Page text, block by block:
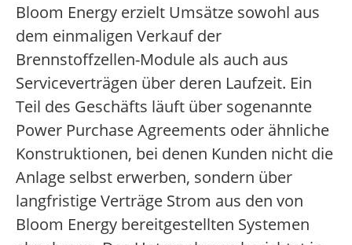
Bloom Energy erzielt Umsätze sowohl aus
dem einmaligen Verkauf der
Brennstoffzellen-Module als auch aus
Serviceverträgen über deren Laufzeit. Ein
Teil des Geschäfts läuft über sogenannte
Power Purchase Agreements oder ähnliche
Konstruktionen, bei denen Kunden nicht die
Anlage selbst erwerben, sondern über
langfristige Verträge Strom aus den von
Bloom Energy bereitgestellten Systemen